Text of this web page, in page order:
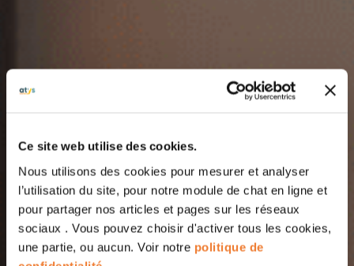
Ce site web utilise des cookies.
Nous utilisons des cookies pour mesurer et analyser
l’utilisation du site, pour notre module de chat en ligne et
pour partager nos articles et pages sur les réseaux
sociaux . Vous pouvez choisir d'activer tous les cookies,
une partie, ou aucun. Voir notre politique de